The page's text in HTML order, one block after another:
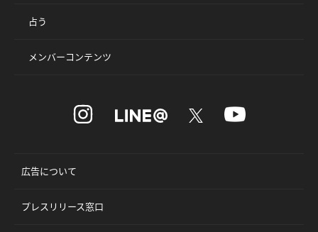
占う
メンバーコンテンツ
広告について
プレスリリース窓口